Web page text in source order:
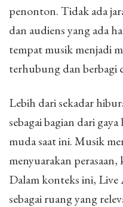
penonton. Tidak ada
dan audiens yang ada
tempat musik menjadi
terhubung dan berbagi
Lebih dari sekadar
sebagai bagian dari
muda saat ini. Musik
menyuarakan
Dalam konteks ini,
sebagai ruang yang